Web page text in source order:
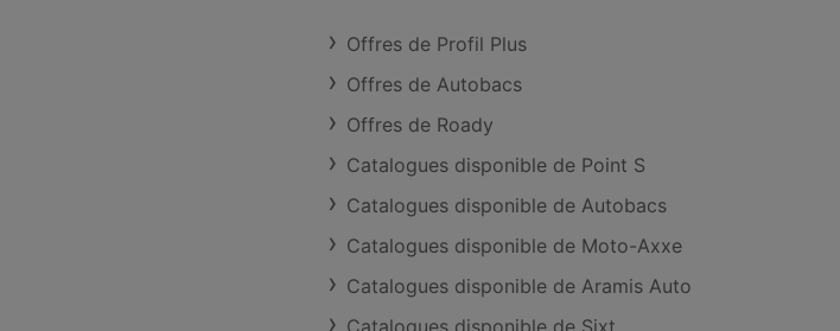
Offres de Profil Plus
Offres de Autobacs
Offres de Roady
Catalogues disponible de Point S
Catalogues disponible de Autobacs
Catalogues disponible de Moto-Axxe
Catalogues disponible de Aramis Auto
Catalogues disponible de Sixt